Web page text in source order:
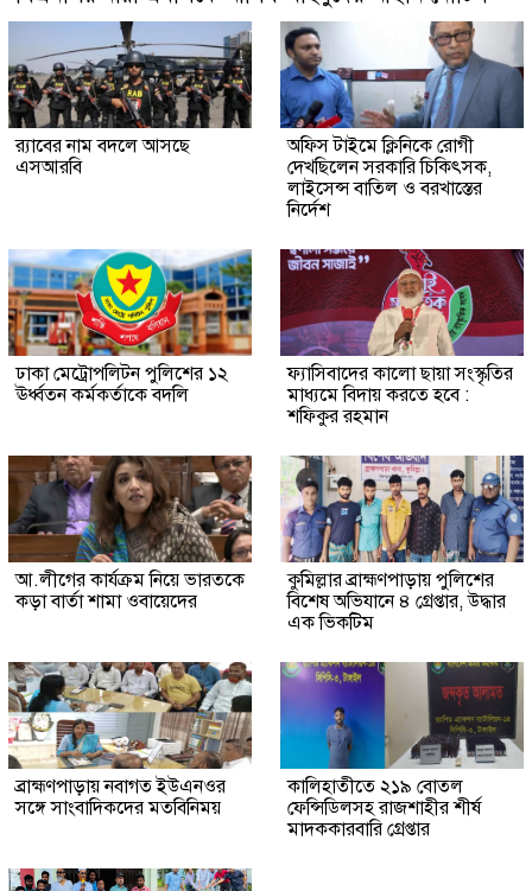
র‍্যাবের নাম বদলে আসছে
এসআরবি
অফিস টাইমে ক্লিনিকে রোগী
দেখছিলেন সরকারি চিকিৎসক,
লাইসেন্স বাতিল ও বরখাস্তের
নির্দেশ
ঢাকা মেট্রোপলিটন পুলিশের ১২
ঊর্ধ্বতন কর্মকর্তাকে বদলি
ফ্যাসিবাদের কালো ছায়া সংস্কৃতির
মাধ্যমে বিদায় করতে হবে :
শফিকুর রহমান
আ.লীগের কার্যক্রম নিয়ে ভারতকে
কড়া বার্তা শামা ওবায়েদের
কুমিল্লার ব্রাহ্মণপাড়ায় পুলিশের
বিশেষ অভিযানে ৪ গ্রেপ্তার, উদ্ধার
এক ভিকটিম
ব্রাহ্মণপাড়ায় নবাগত ইউএনওর
সঙ্গে সাংবাদিকদের মতবিনিময়
কালিহাতীতে ২১৯ বোতল
ফেন্সিডিলসহ রাজশাহীর শীর্ষ
মাদককারবারি গ্রেপ্তার